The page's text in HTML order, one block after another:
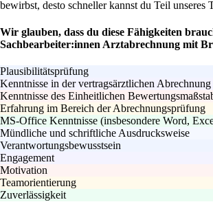
bewirbst, desto schneller kannst du Teil unseres
Wir glauben, dass du diese Fähigkeiten
Sachbearbeiter:innen Arztabrechnung mit
Plausibilitätsprüfung
Kenntnisse in der vertragsärztlichen Abrechnung
Kenntnisse des Einheitlichen
Erfahrung im Bereich der Abrechnungsprüfung
MS-Office Kenntnisse (insbesondere Word,
Mündliche und schriftliche Ausdrucksweise
Verantwortungsbewusstsein
Engagement
Motivation
Teamorientierung
Zuverlässigkeit